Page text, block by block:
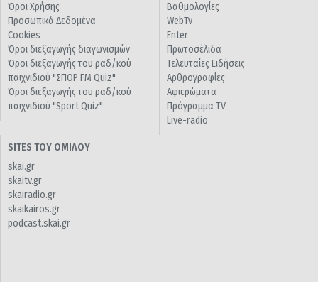
Όροι Χρήσης
Προσωπικά Δεδομένα
Cookies
Όροι διεξαγωγής διαγωνισμών
Όροι διεξαγωγής του ραδ/κού
παιχνιδιού "ΣΠΟΡ FM Quiz"
Όροι διεξαγωγής του ραδ/κού
παιχνιδιού "Sport Quiz"
Βαθμολογίες
WebTv
Enter
Πρωτοσέλιδα
Τελευταίες Ειδήσεις
Αρθρογραφίες
Αφιερώματα
Πρόγραμμα TV
Live-radio
SITES ΤΟΥ ΟΜΙΛΟΥ
skai.gr
skaitv.gr
skairadio.gr
skaikairos.gr
podcast.skai.gr